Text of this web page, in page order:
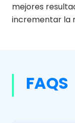
mejores
incrementar la
FAQS